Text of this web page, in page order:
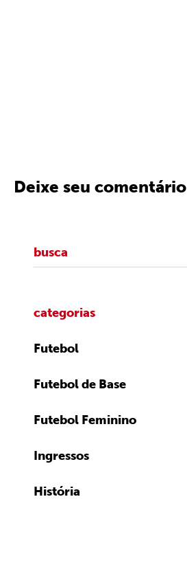
Deixe seu comentário
categorias
Futebol
Futebol de Base
Futebol Feminino
Ingressos
História